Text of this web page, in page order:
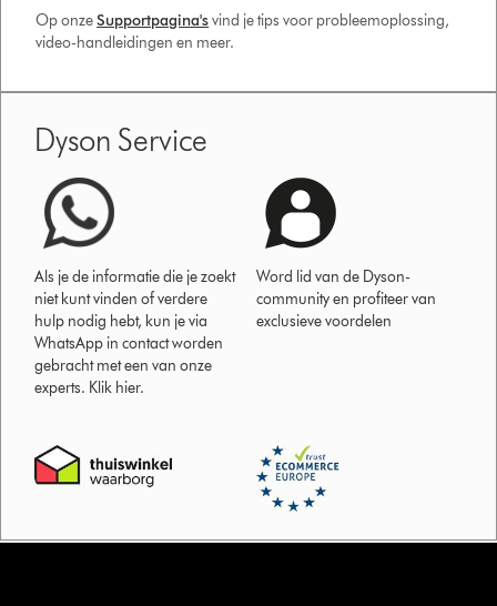
Op onzeSupportpagina'svind je tips voor probleemoplossing,
video-handleidingen en meer.
Dyson Service
Als je de informatie die je zoekt
niet kunt vinden of verdere
hulp nodig hebt, kun je via
WhatsApp in contact worden
gebracht met een van onze
experts. Klik hier.
Word lid van de Dyson-
community en profiteer van
exclusieve voordelen